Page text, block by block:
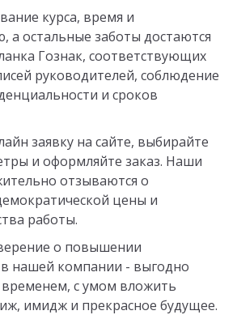
курса, время и
а остальные заботы достаются
Гознак, соответствующих
руководителей, соблюдение
и сроков
заявку на сайте, выбирайте
и оформляйте заказ. Наши
отзываются о
цены и
работы.
о повышении
нашей компании - выгодно
временем, с умом вложить
имидж и прекрасное будущее.